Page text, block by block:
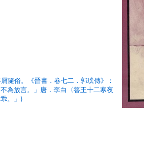
隨俗。《晉書．卷七二．郭璞傳》：
為放言。」唐．李白〈答王十二寒夜
。」)